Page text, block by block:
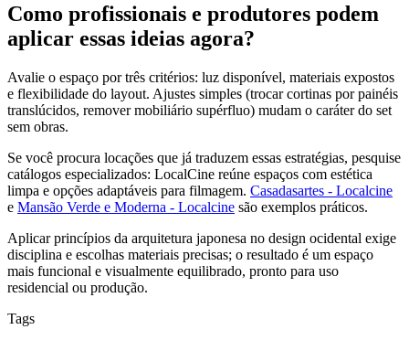
Como profissionais e produtores podem
aplicar essas ideias agora?
Avalie o espaço por três critérios: luz disponível, materiais expostos
e flexibilidade do layout. Ajustes simples (trocar cortinas por painéis
translúcidos, remover mobiliário supérfluo) mudam o caráter do set
sem obras.
Se você procura locações que já traduzem essas estratégias, pesquise
catálogos especializados: LocalCine reúne espaços com estética
limpa e opções adaptáveis para filmagem. Casadasartes - Localcine
e Mansão Verde e Moderna - Localcine são exemplos práticos.
Aplicar princípios da arquitetura japonesa no design ocidental exige
disciplina e escolhas materiais precisas; o resultado é um espaço
mais funcional e visualmente equilibrado, pronto para uso
residencial ou produção.
Tags